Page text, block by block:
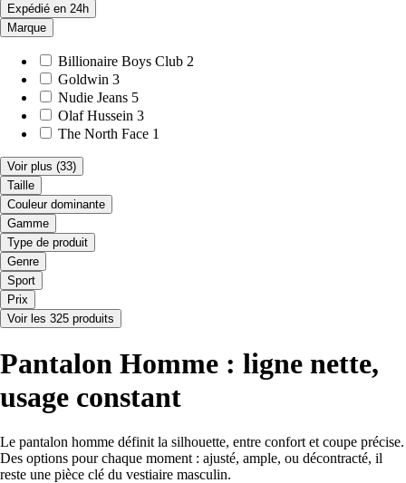
Expédié en 24h
Marque
Billionaire Boys Club 2
Goldwin 3
Nudie Jeans 5
Olaf Hussein 3
The North Face 1
Voir plus (33)
Taille
Couleur dominante
Gamme
Type de produit
Genre
Sport
Prix
Voir les 325 produits
Pantalon Homme : ligne nette,
usage constant
Le pantalon homme définit la silhouette, entre confort et coupe précise.
Des options pour chaque moment : ajusté, ample, ou décontracté, il
reste une pièce clé du vestiaire masculin.